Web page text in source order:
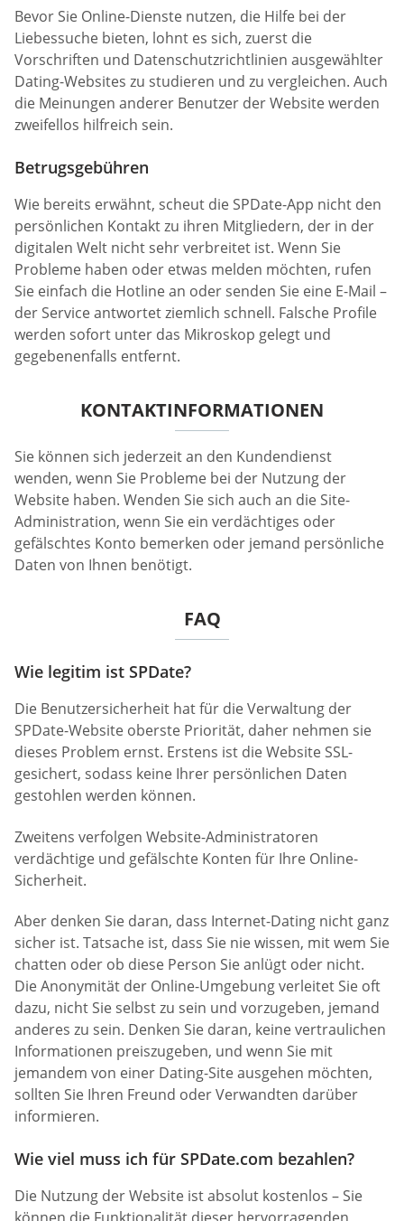
Bevor Sie Online-Dienste nutzen, die Hilfe bei der
Liebessuche bieten, lohnt es sich, zuerst die
Vorschriften und Datenschutzrichtlinien ausgewählter
Dating-Websites zu studieren und zu vergleichen. Auch
die Meinungen anderer Benutzer der Website werden
zweifellos hilfreich sein.
Betrugsgebühren
Wie bereits erwähnt, scheut die SPDate-App nicht den
persönlichen Kontakt zu ihren Mitgliedern, der in der
digitalen Welt nicht sehr verbreitet ist. Wenn Sie
Probleme haben oder etwas melden möchten, rufen
Sie einfach die Hotline an oder senden Sie eine E-Mail –
der Service antwortet ziemlich schnell. Falsche Profile
werden sofort unter das Mikroskop gelegt und
gegebenenfalls entfernt.
KONTAKTINFORMATIONEN
Sie können sich jederzeit an den Kundendienst
wenden, wenn Sie Probleme bei der Nutzung der
Website haben. Wenden Sie sich auch an die Site-
Administration, wenn Sie ein verdächtiges oder
gefälschtes Konto bemerken oder jemand persönliche
Daten von Ihnen benötigt.
FAQ
Wie legitim ist SPDate?
Die Benutzersicherheit hat für die Verwaltung der
SPDate-Website oberste Priorität, daher nehmen sie
dieses Problem ernst. Erstens ist die Website SSL-
gesichert, sodass keine Ihrer persönlichen Daten
gestohlen werden können.
Zweitens verfolgen Website-Administratoren
verdächtige und gefälschte Konten für Ihre Online-
Sicherheit.
Aber denken Sie daran, dass Internet-Dating nicht ganz
sicher ist. Tatsache ist, dass Sie nie wissen, mit wem Sie
chatten oder ob diese Person Sie anlügt oder nicht.
Die Anonymität der Online-Umgebung verleitet Sie oft
dazu, nicht Sie selbst zu sein und vorzugeben, jemand
anderes zu sein. Denken Sie daran, keine vertraulichen
Informationen preiszugeben, und wenn Sie mit
jemandem von einer Dating-Site ausgehen möchten,
sollten Sie Ihren Freund oder Verwandten darüber
informieren.
Wie viel muss ich für SPDate.com bezahlen?
Die Nutzung der Website ist absolut kostenlos – Sie